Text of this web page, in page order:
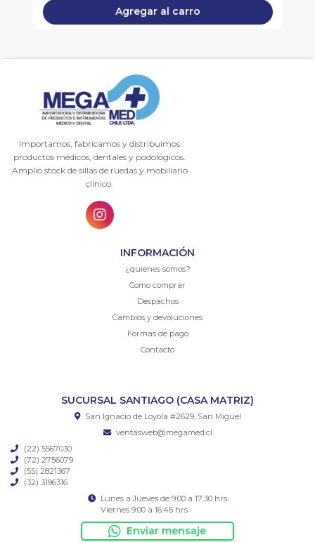
Agregar al carro
Importamos, fabricamos y distribuimos
productos médicos, dentales y podológicos.
Amplio stock de sillas de ruedas y mobiliario
clínico.
INFORMACIÓN
¿quienes somos?
Como comprar
Despachos
Cambios y devoluciones
Formas de pago
Contacto
SUCURSAL SANTIAGO (CASA MATRIZ)
San Ignacio de Loyola #2629, San Miguel
ventasweb@megamed.cl
(22) 5567030
(72) 2756079
(55) 2821367
(32) 3196316
Lunes a Jueves de 9:00 a 17:30 hrs
Viernes 9:00 a 16:45 hrs
Enviar mensaje